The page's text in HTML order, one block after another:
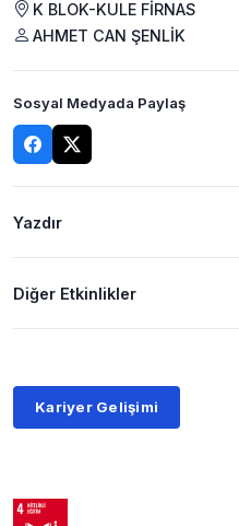
K BLOK-KULE FİRNAS
AHMET CAN ŞENLİK
Sosyal Medyada Paylaş
Yazdır
Diğer Etkinlikler
Kariyer Gelişimi